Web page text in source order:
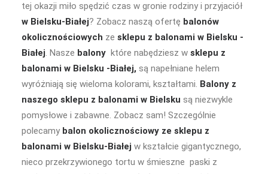
tej okazji miło spędzić czas w gronie rodziny i przyjaciół
w Bielsku-Białej? Zobacz naszą ofertę balonów
okolicznościowych ze sklepu z balonami w Bielsku -
Białej. Nasze balony które nabędziesz w sklepu z
balonami w Bielsku -Białej, są napełniane helem
wyróżniają się wieloma kolorami, kształtami. Balony z
naszego sklepu z balonami w Bielsku są niezwykle
pomysłowe i zabawne. Zobacz sam! Szczególnie
polecamy balon okolicznościowy ze sklepu z
balonami w Bielsku-Białej w kształcie gigantycznego,
nieco przekrzywionego tortu w śmieszne paski z